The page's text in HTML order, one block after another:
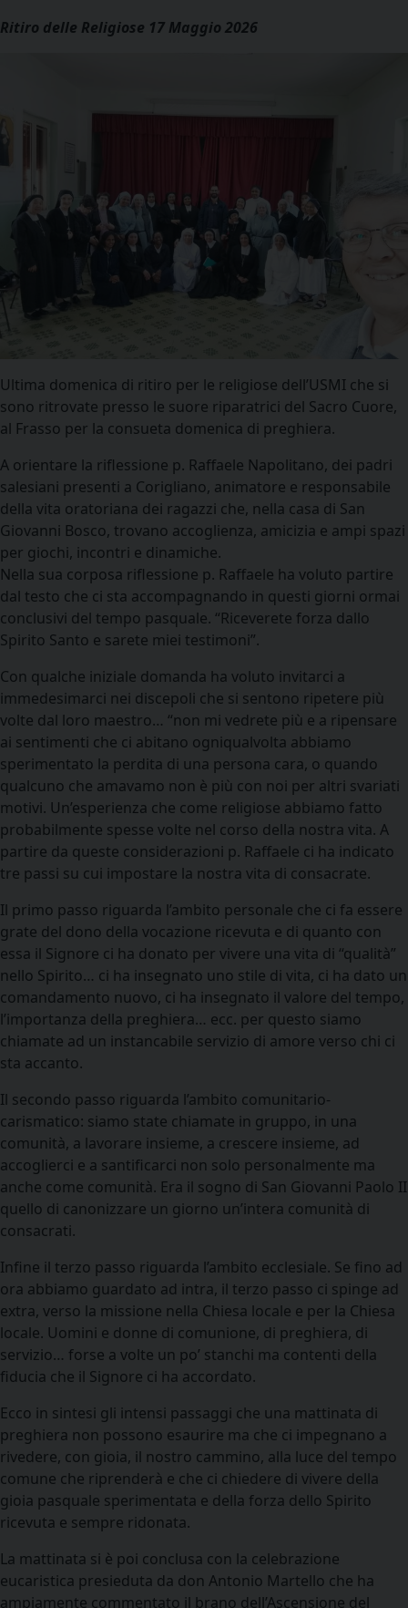
Ritiro delle Religiose 17 Maggio 2026
Ultima domenica di ritiro per le religiose dell’USMI che si
sono ritrovate presso le suore riparatrici del Sacro Cuore,
al Frasso per la consueta domenica di preghiera.
A orientare la riflessione p. Raffaele Napolitano, dei padri
salesiani presenti a Corigliano, animatore e responsabile
della vita oratoriana dei ragazzi che, nella casa di San
Giovanni Bosco, trovano accoglienza, amicizia e ampi spazi
per giochi, incontri e dinamiche.
Nella sua corposa riflessione p. Raffaele ha voluto partire
dal testo che ci sta accompagnando in questi giorni ormai
conclusivi del tempo pasquale. “Riceverete forza dallo
Spirito Santo e sarete miei testimoni”.
Con qualche iniziale domanda ha voluto invitarci a
immedesimarci nei discepoli che si sentono ripetere più
volte dal loro maestro… “non mi vedrete più e a ripensare
ai sentimenti che ci abitano ogniqualvolta abbiamo
sperimentato la perdita di una persona cara, o quando
qualcuno che amavamo non è più con noi per altri svariati
motivi. Un’esperienza che come religiose abbiamo fatto
probabilmente spesse volte nel corso della nostra vita. A
partire da queste considerazioni p. Raffaele ci ha indicato
tre passi su cui impostare la nostra vita di consacrate.
Il primo passo riguarda l’ambito personale che ci fa essere
grate del dono della vocazione ricevuta e di quanto con
essa il Signore ci ha donato per vivere una vita di “qualità”
nello Spirito… ci ha insegnato uno stile di vita, ci ha dato un
comandamento nuovo, ci ha insegnato il valore del tempo,
l’importanza della preghiera… ecc. per questo siamo
chiamate ad un instancabile servizio di amore verso chi ci
sta accanto.
Il secondo passo riguarda l’ambito comunitario-
carismatico: siamo state chiamate in gruppo, in una
comunità, a lavorare insieme, a crescere insieme, ad
accoglierci e a santificarci non solo personalmente ma
anche come comunità. Era il sogno di San Giovanni Paolo II
quello di canonizzare un giorno un’intera comunità di
consacrati.
Infine il terzo passo riguarda l’ambito ecclesiale. Se fino ad
ora abbiamo guardato ad intra, il terzo passo ci spinge ad
extra, verso la missione nella Chiesa locale e per la Chiesa
locale. Uomini e donne di comunione, di preghiera, di
servizio… forse a volte un po’ stanchi ma contenti della
fiducia che il Signore ci ha accordato.
Ecco in sintesi gli intensi passaggi che una mattinata di
preghiera non possono esaurire ma che ci impegnano a
rivedere, con gioia, il nostro cammino, alla luce del tempo
comune che riprenderà e che ci chiedere di vivere della
gioia pasquale sperimentata e della forza dello Spirito
ricevuta e sempre ridonata.
La mattinata si è poi conclusa con la celebrazione
eucaristica presieduta da don Antonio Martello che ha
ampiamente commentato il brano dell’Ascensione del